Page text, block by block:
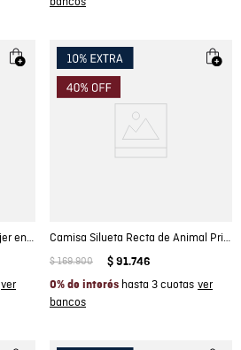
Jean Cosmo Tiro Alto para Mujer en Mezcla de Algodón y Poliéster, Faro Camisa Silueta Recta de Animal Print para Mujer
$ 169.900 $ 91.746
0% de interés hasta 3 cuotas